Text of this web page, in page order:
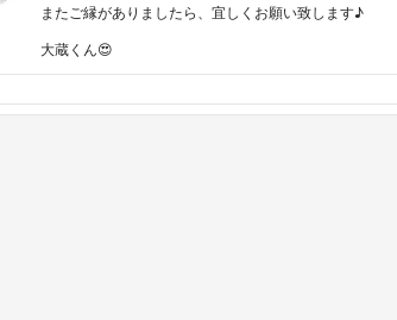
またご縁がありましたら、宜しくお願い致します♪
大蔵くん😍